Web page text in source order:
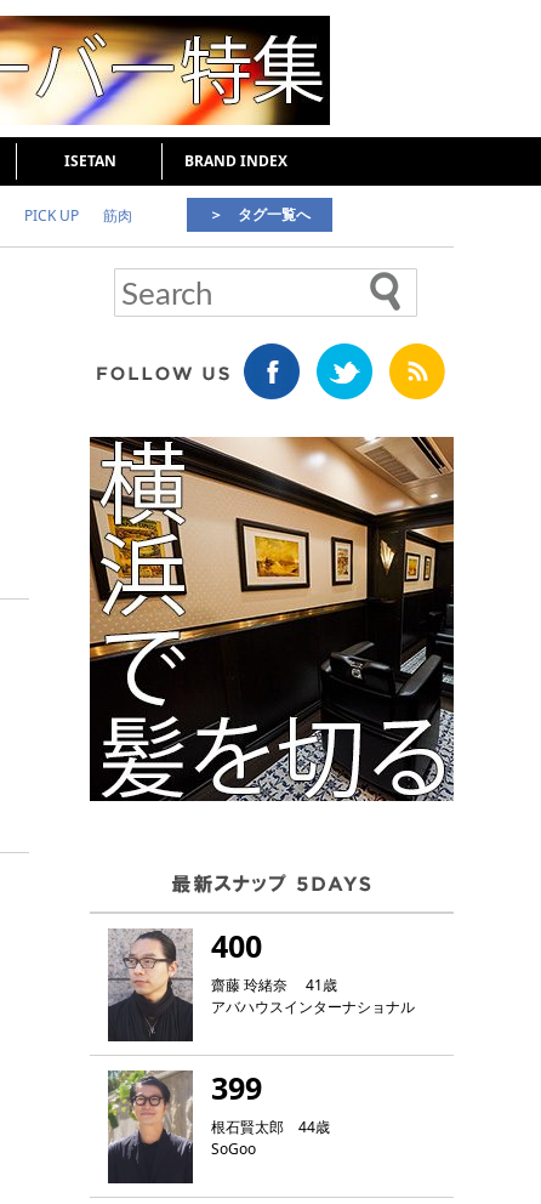
ISETAN BRAND INDEX
PICK UP 筋肉
頭皮ケア
＞ タグ一覧へ
400
齋藤 玲緒奈 41歳
アバハウスインターナショナル
399
根石賢太郎 44歳
SoGoo